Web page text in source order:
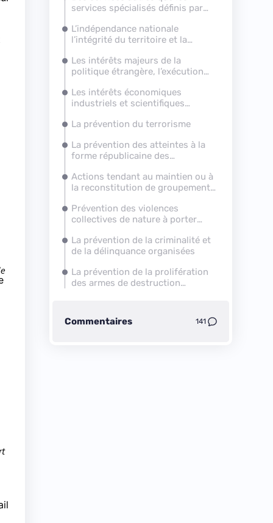
services spécialisés définis par
L’indépendance nationale
l’intégrité du territoire et la
Les intérêts majeurs de la
politique étrangère, l’exécution
internationaux de la France et la
prévention de toute forme
Les intérêts économiques
industriels et scientifiques
La prévention du terrorisme
La prévention des atteintes à la
forme républicaine des
Actions tendant au maintien ou à
la reconstitution de groupements
Prévention des violences
collectives de nature à porter
publique
La prévention de la criminalité et
de la délinquance organisées
La prévention de la prolifération
des armes de destruction
Commentaires 141